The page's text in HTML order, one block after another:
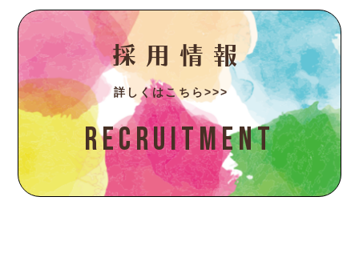
採用情報
詳しくはこちら>>>
Recruitment